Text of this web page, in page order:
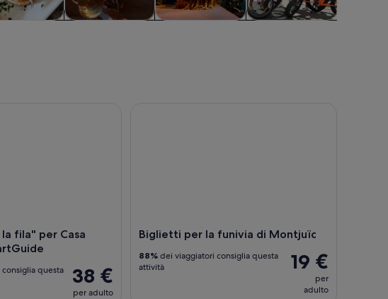
fila" per Casa
38 €
per adulto
questa
Biglietti per la funivia di Montjuïc
19 €
per
adulto
88% dei viaggiatori consiglia questa
attività